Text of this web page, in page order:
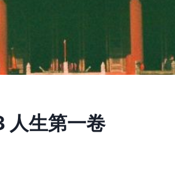
生第一卷